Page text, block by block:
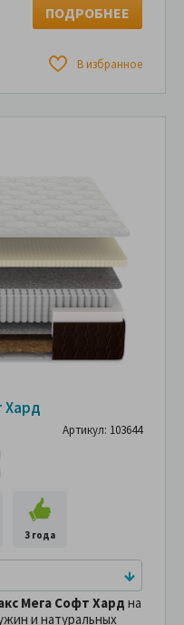
В избранное
ПОДРОБНЕЕ
Хард
Артикул: 103644
3 года
Мега Софт Хард на
и натуральных